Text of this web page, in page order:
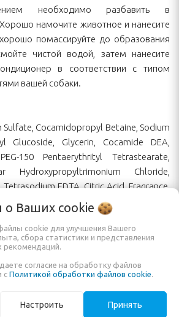
необходимо разбавить в
намочите животное и нанесите
помассируйте до образования
чистой водой, затем нанесите
в соответствии с типом
вашей собаки.
Sulfate, Cocamidopropyl Betaine, Sodium
Glucoside, Glycerin, Cocamide DEA,
150 Pentaerythrityl Tetrastearate,
Hydroxypropyltrimonium Chloride,
EDTA, Citric Acid, Fragrance,
Extract, Methylchloroisothiazolinone,
Шампунь
о Ваших cookie
cookie для улучшения Вашего
сбора статистики и представления
рекомендаций.
согласие на обработку файлов
с Политикой обработки файлов cookie.
Настроить Принять